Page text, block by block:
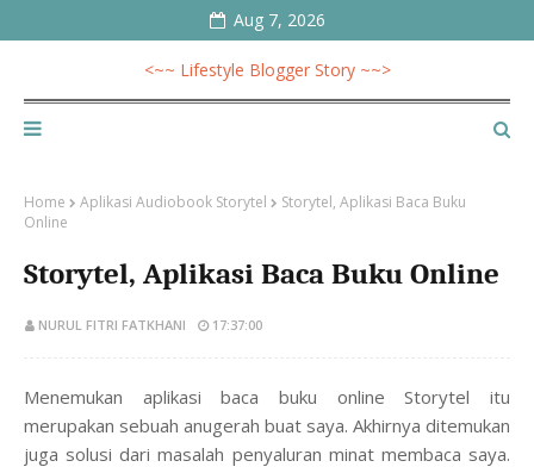
Aug 7, 2026
<~~ Lifestyle Blogger Story ~~>
Home Aplikasi Audiobook Storytel
Storytel, Aplikasi Baca Buku
Online
Storytel, Aplikasi Baca Buku Online
NURUL FITRI FATKHANI 17:37:00
Menemukan aplikasi baca buku online Storytel itu
merupakan sebuah anugerah buat saya. Akhirnya ditemukan
juga solusi dari masalah penyaluran minat membaca saya.